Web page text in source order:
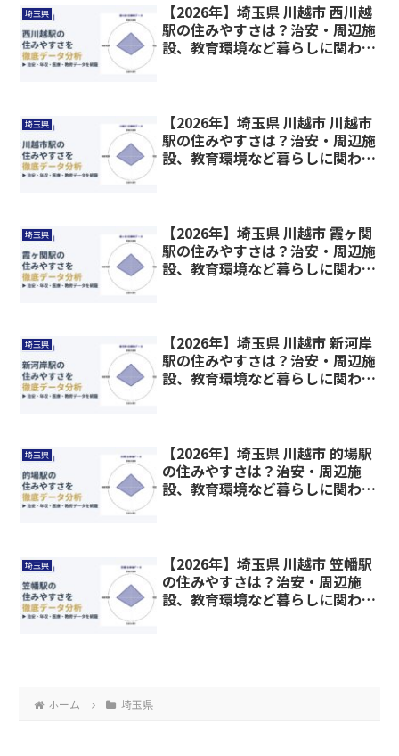
埼玉県
【2026年】埼玉県 川越市 西川越
駅の住みやすさは？治安・周辺施
設、教育環境など暮らしに関わる
埼玉県
【2026年】埼玉県 川越市 川越市
駅の住みやすさは？治安・周辺施
設、教育環境など暮らしに関わる
埼玉県
【2026年】埼玉県 川越市 霞ヶ関
駅の住みやすさは？治安・周辺施
設、教育環境など暮らしに関わる
埼玉県
【2026年】埼玉県 川越市 新河岸
駅の住みやすさは？治安・周辺施
設、教育環境など暮らしに関わる
埼玉県
【2026年】埼玉県 川越市 的場駅
の住みやすさは？治安・周辺施
設、教育環境など暮らしに関わる
埼玉県
【2026年】埼玉県 川越市 笠幡駅
の住みやすさは？治安・周辺施
設、教育環境など暮らしに関わる
ホーム 埼玉県